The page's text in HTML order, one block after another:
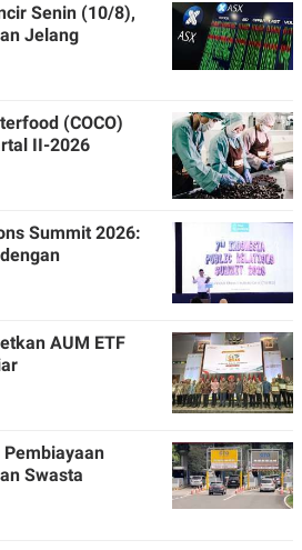
Senin (10/8),
Jelang
(COCO)
II-2026
Summit 2026:
AUM ETF
Swasta